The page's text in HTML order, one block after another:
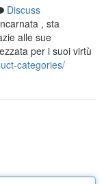
Discuss
, sta
alle sue
per i suoi virtù
categories/